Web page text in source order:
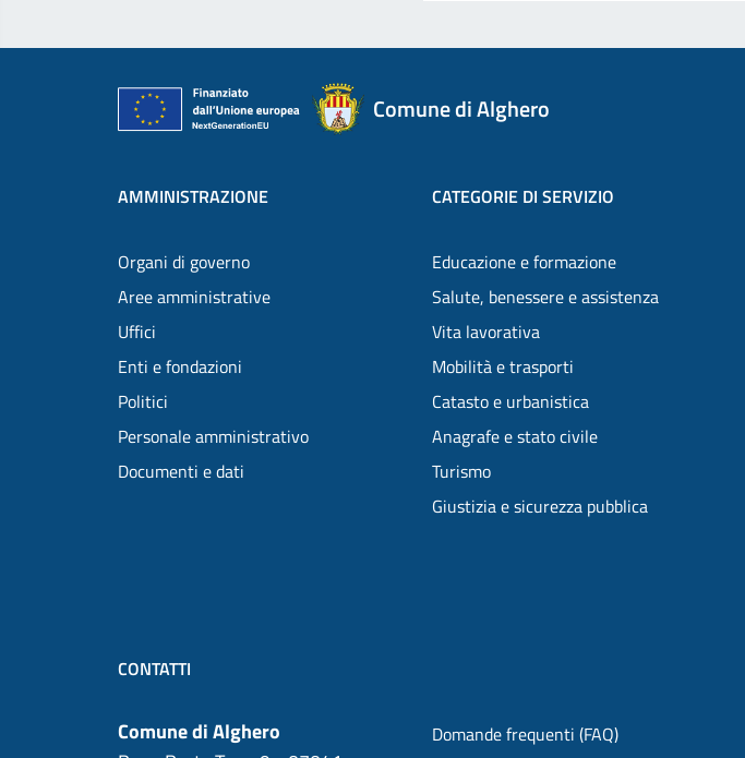
Comune di Alghero
AMMINISTRAZIONE
Organi di governo
Aree amministrative
Uffici
Enti e fondazioni
Politici
Personale amministrativo
Documenti e dati
CATEGORIE DI SERVIZIO
Educazione e formazione
Salute, benessere e assistenza
Vita lavorativa
Mobilità e trasporti
Catasto e urbanistica
Anagrafe e stato civile
Turismo
Giustizia e sicurezza pubblica
CONTATTI
Comune di Alghero
Domande frequenti (FAQ)